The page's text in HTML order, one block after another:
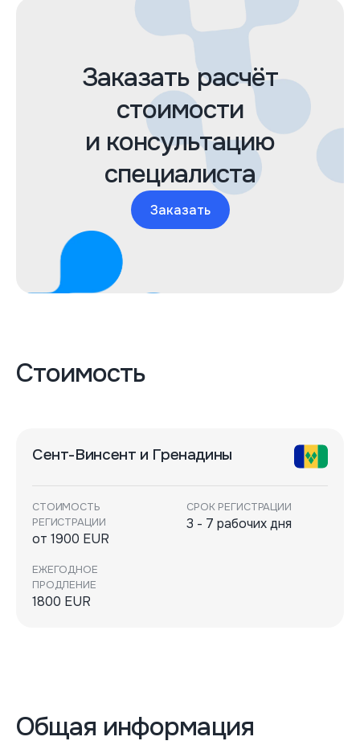
Заказать расчёт
стоимости
и консультацию
специалиста
Заказать
Стоимость
Сент-Винсент и Гренадины
СТОИМОСТЬ
РЕГИСТРАЦИИ
от 1900 EUR
СРОК РЕГИСТРАЦИИ
3 - 7 рабочих дня
ЕЖЕГОДНОЕ
ПРОДЛЕНИЕ
1800 EUR
Общая информация